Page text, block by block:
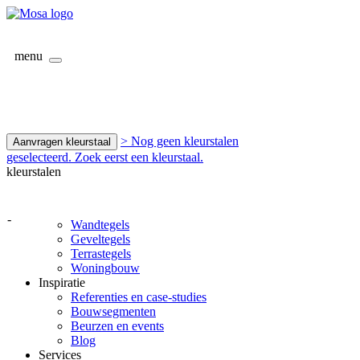
menu
Aanvragen kleurstaal
> Nog geen kleurstalen
geselecteerd. Zoek eerst een kleurstaal.
kleurstalen
-
Wandtegels
Geveltegels
Terrastegels
Woningbouw
Inspiratie
Referenties en case-studies
Bouwsegmenten
Beurzen en events
Blog
Services